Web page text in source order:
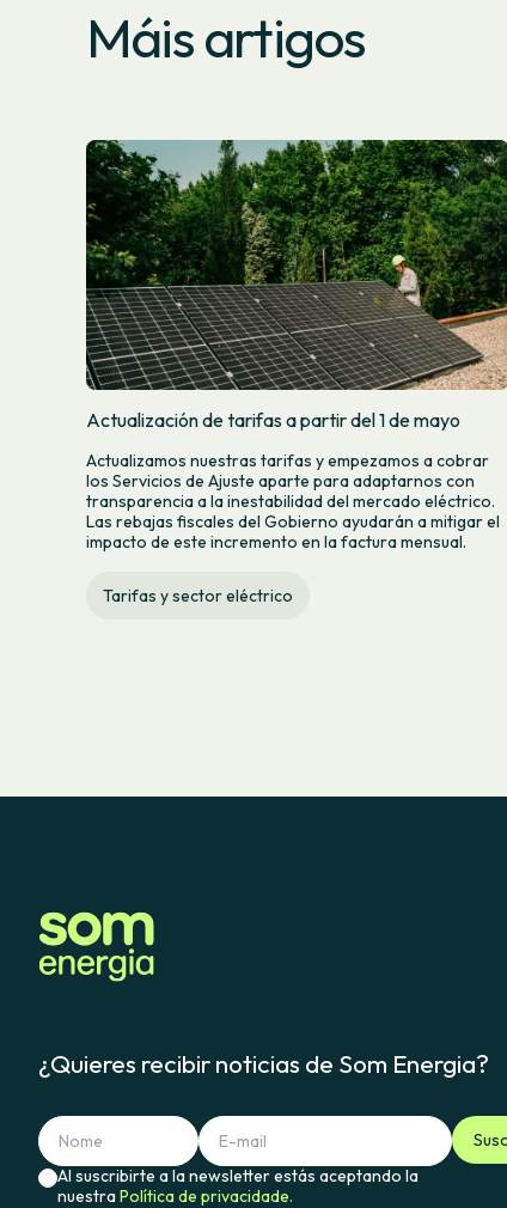
Máis artigos
Actualización de tarifas a partir del 1 de mayo
Actualizamos nuestras tarifas y empezamos a cobrar
los Servicios de Ajuste aparte para adaptarnos con
transparencia a la inestabilidad del mercado eléctrico.
Las rebajas fiscales del Gobierno ayudarán a mitigar el
impacto de este incremento en la factura mensual.
Tarifas y sector eléctrico
¿Quieres recibir noticias de Som Energia?
Al suscribirte a la newsletter estás aceptando la
nuestraPolítica de privacidade.